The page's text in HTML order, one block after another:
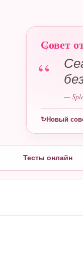
Совет
“
—
↻ Новый
Тесты онлайн